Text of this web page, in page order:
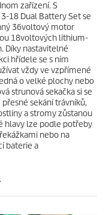
zařízení. S
18 Dual Battery Set se
36voltový motor
18voltových lithium-
Díky nastavitelné
hřídele se s ním
vždy ve vzpřímené
o velké plochy nebo
strunová sekačka si se
sekání trávníků,
a stromy zůstanou
hlavy lze podle potřeby
nebo na
baterie a